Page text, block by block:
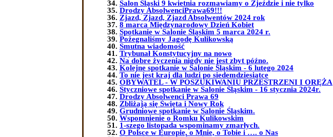
Salon Śląski 9 kwietnia rozmawiamy o Zjeździe i nie tylko
Drodzy AbsolwenciPrawa69!!!
Zjazd, Zjazd, Zjazd Absolwentów 2024 rok
8 marca Międzynarodowy Dzień Kobiet
Spotkanie w Salonie Śląskim 5 marca 2024 r.
Pożegnaliśmy Jagodę Kulikowską
Smutna wiadomość
Trybunał Konstytucyjny na nowo
Na dobre życzenia nigdy nie jest zbyt późno.
Kolejne spotkanie w Salonie Śląskim - 6 lutego 2024
To nie jest kraj dla ludzi po siedemdziesiątce
OBYWATEL - W POSZUKIWANIU PRZESTRZENI I ORĘŻA
Styczniowe spotkanie w Salonie Śląskim - 16 stycznia 2024r.
Drodzy Absolwenci Prawa 69
Zbliżają się Święta i Nowy Rok
Grudniowe spotkanie w Salonie Śląskim.
Wspomnienie o Romku Kulikowskim
1-szego listopada wspominamy zmarłych.
O Polsce w Europie, o Mnie, o Tobie i …. o Nas